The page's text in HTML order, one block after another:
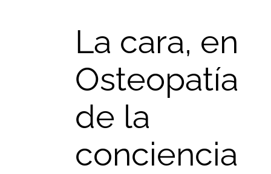
La cara, en
Osteopatía
de la
conciencia